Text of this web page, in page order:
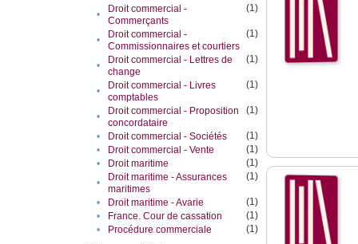
•
Droit commercial -
Commerçants
(1)
•
Droit commercial -
Commissionnaires et courtiers
(1)
•
Droit commercial - Lettres de
change
(1)
•
Droit commercial - Livres
comptables
(1)
•
Droit commercial - Proposition
concordataire
(1)
• Droit commercial - Sociétés
(1)
•
Droit commercial - Vente
(1)
•
Droit maritime
(1)
•
Droit maritime - Assurances
maritimes
(1)
• Droit maritime - Avarie
(1)
•
France. Cour de cassation
(1)
•
Procédure commerciale
(1)